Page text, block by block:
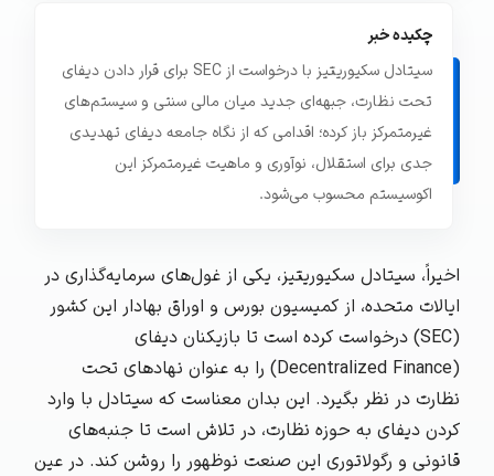
چکیده خبر
سیتادل سکیوریتیز با درخواست از SEC برای قرار دادن دیفای
تحت نظارت، جبهه‌ای جدید میان مالی سنتی و سیستم‌های
غیرمتمرکز باز کرده؛ اقدامی که از نگاه جامعه دیفای تهدیدی
جدی برای استقلال، نوآوری و ماهیت غیرمتمرکز این
اکوسیستم محسوب می‌شود.
اخیراً، سیتادل سکیوریتیز، یکی از غول‌های سرمایه‌گذاری در
ایالات متحده، از کمیسیون بورس و اوراق بهادار این کشور
(SEC) درخواست کرده است تا بازیکنان دیفای
(Decentralized Finance) را به عنوان نهادهای تحت
نظارت در نظر بگیرد. این بدان معناست که سیتادل با وارد
کردن دیفای به حوزه نظارت، در تلاش است تا جنبه‌های
قانونی و رگولاتوری این صنعت نوظهور را روشن کند. در عین